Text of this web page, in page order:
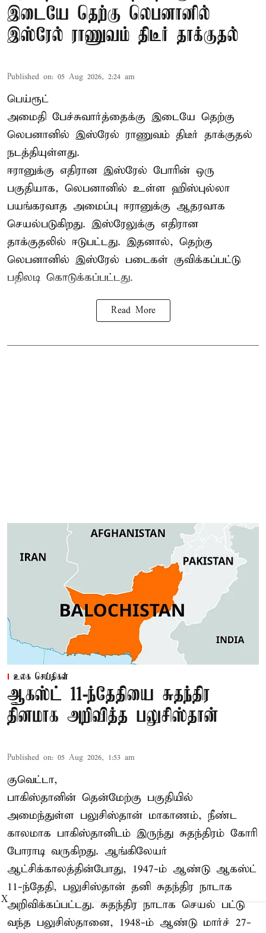
இடையே தெற்கு லெபனானில்
இஸ்ரேல் ராணுவம் திடீர் தாக்குதல்
Published on: 05 Aug 2026, 2:24 am
பெய்ரூட்
அமைதி பேச்சுவார்த்தைக்கு இடையே தெற்கு
லெபனானில் இஸ்ரேல் ராணுவம் திடீர் தாக்குதல்
நடத்தியுள்ளது.
ஈரானுக்கு எதிரான இஸ்ரேல் போரின் ஒரு
பகுதியாக, லெபனானில் உள்ள ஹிஸ்புல்லா
பயங்கரவாத அமைப்பு ஈரானுக்கு ஆதரவாக
செயல்படுகிறது. இஸ்ரேலுக்கு எதிரான
தாக்குதலில் ஈடுபட்டது. இதனால், தெற்கு
லெபனானில் இஸ்ரேல் படைகள் குவிக்கப்பட்டு
பதிலடி கொடுக்கப்பட்டது.
Read More
உலக செய்திகள்
ஆகஸ்ட் 11-ந்தேதியை சுதந்திர
தினமாக அறிவித்த பலுசிஸ்தான்
Published on: 05 Aug 2026, 1:53 am
குவெட்டா,
பாகிஸ்தானின் தென்மேற்கு பகுதியில்
அமைந்துள்ள பலுசிஸ்தான் மாகாணம், நீண்ட
காலமாக பாகிஸ்தானிடம் இருந்து சுதந்திரம் கோரி
போராடி வருகிறது. ஆங்கிலேயர்
ஆட்சிக்காலத்தின்போது, 1947-ம் ஆண்டு ஆகஸ்ட்
11-ந்தேதி, பலுசிஸ்தான் தனி சுதந்திர நாடாக
அறிவிக்கப்பட்டது. சுதந்திர நாடாக செயல் பட்டு
வந்த பலுசிஸ்தானை, 1948-ம் ஆண்டு மார்ச் 27-
X